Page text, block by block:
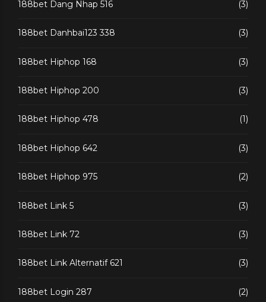
188bet Dang Nhap 516 (3)
188bet Danhbai123 338 (3)
188bet Hiphop 168 (3)
188bet Hiphop 200 (3)
188bet Hiphop 478 (1)
188bet Hiphop 642 (3)
188bet Hiphop 975 (2)
188bet Link 5 (3)
188bet Link 72 (3)
188bet Link Alternatif 621 (3)
188bet Login 287 (2)